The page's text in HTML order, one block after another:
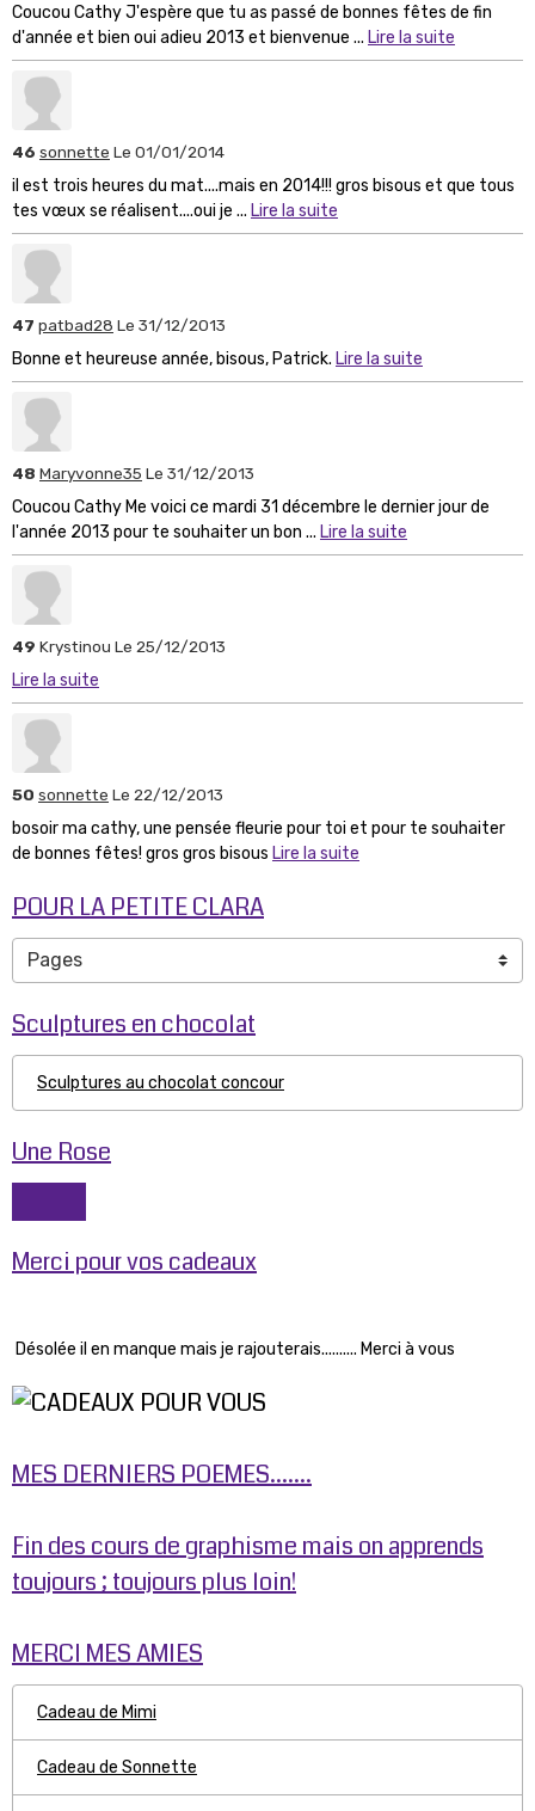
Coucou Cathy J'espère que tu as passé de bonnes fêtes de fin
d'année et bien oui adieu 2013 et bienvenue ... Lire la suite
46 sonnette Le 01/01/2014
il est trois heures du mat....mais en 2014!!! gros bisous et que tous
tes vœux se réalisent....oui je ... Lire la suite
47 patbad28 Le 31/12/2013
Bonne et heureuse année, bisous, Patrick. Lire la suite
48 Maryvonne35 Le 31/12/2013
Coucou Cathy Me voici ce mardi 31 décembre le dernier jour de
l'année 2013 pour te souhaiter un bon ... Lire la suite
49 Krystinou Le 25/12/2013
Lire la suite
50 sonnette Le 22/12/2013
bosoir ma cathy, une pensée fleurie pour toi et pour te souhaiter
de bonnes fêtes! gros gros bisous Lire la suite
POUR LA PETITE CLARA
Sculptures en chocolat
Sculptures au chocolat concour
Une Rose
Merci pour vos cadeaux
Désolée il en manque mais je rajouterais.......... Merci à vous
MES DERNIERS POEMES.......
Fin des cours de graphisme mais on apprends
toujours ; toujours plus loin!
MERCI MES AMIES
Cadeau de Mimi
Cadeau de Sonnette